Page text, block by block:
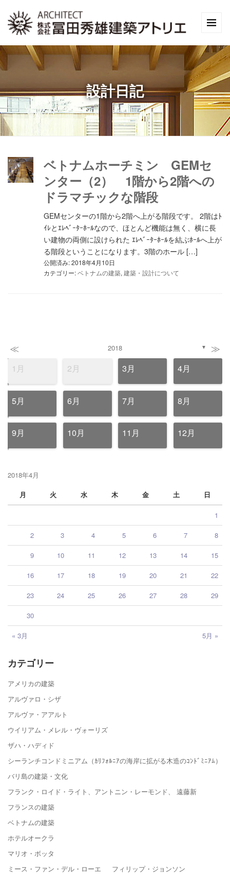
設計日記
ベトナムホーチミン GEMセ
ンター（2） 1階から2階への
ドラマチックな階段
GEMセンターの1階から2階へ上がる階段です。 2階はﾄ
ｲﾚとｴﾚﾍﾞｰﾀｰﾎｰﾙなので、ほとんど機能は無く、横に長
い建物の両側に設けられた ｴﾚﾍﾞｰﾀｰﾎｰﾙを結ぶﾎｰﾙへ上が
る階段ということになります。3階のホール […]
公開済み: 2018年4月10日
カテゴリー:ベトナムの建築, 建築・設計について
≪ 2018 ▼ ≫
1月 2月 3月 4月
5月 6月 7月 8月
9月 10月 11月 12月
2018年4月
月
火 水 木 金 土 日
« 3月 5月 »
1
2 3 4 5 6 7 8
9 10 11 12 13 14 15
16 17 18 19 20 21 22
23 24 25 26 27 28 29
30
カテゴリー
アメリカの建築
アルヴァロ・シザ
アルヴァ・アアルト
ウイリアム・メレル・ヴォーリズ
ザハ・ハディド
シーランチコンドミニアム（ｶﾘﾌｫﾙﾆｱの海岸に拡がる木造のｺﾝﾄﾞﾐﾆｱﾑ）
バリ島の建築・文化
フランク・ロイド・ライト、アントニン・レーモンド、 遠藤新
フランスの建築
ベトナムの建築
ホテルオークラ
マリオ・ボッタ
ミース・ファン・デル・ローエ フィリップ・ジョンソン